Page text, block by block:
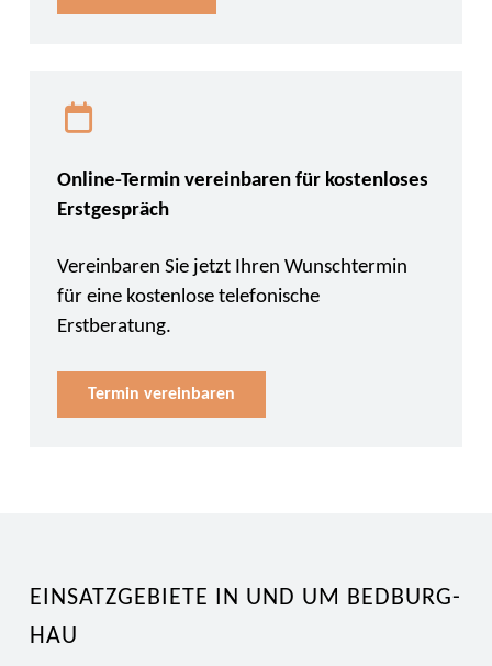
Online-Termin vereinbaren für kostenloses
Erstgespräch
Vereinbaren Sie jetzt Ihren Wunschtermin
für eine kostenlose telefonische
Erstberatung.
Termin vereinbaren
EINSATZGEBIETE IN UND UM BEDBURG-
HAU